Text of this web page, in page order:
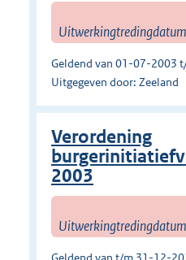
Geldend van 01-07-2003
Uitgegeven door: Zeeland
Verordening
2003